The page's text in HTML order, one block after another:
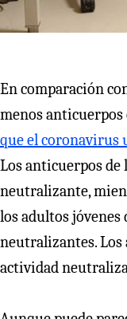
En comparación
menos
que el coronavirus
Los anticuerpos
neutralizante,
los adultos jóvenes
neutralizantes.
actividad